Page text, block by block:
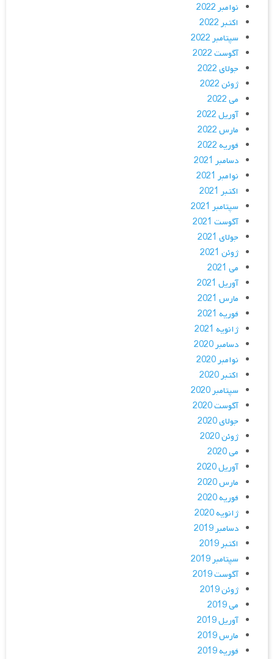
نوامبر 2022
اکتبر 2022
سپتامبر 2022
آگوست 2022
جولای 2022
ژوئن 2022
می 2022
آوریل 2022
مارس 2022
فوریه 2022
دسامبر 2021
نوامبر 2021
اکتبر 2021
سپتامبر 2021
آگوست 2021
جولای 2021
ژوئن 2021
می 2021
آوریل 2021
مارس 2021
فوریه 2021
ژانویه 2021
دسامبر 2020
نوامبر 2020
اکتبر 2020
سپتامبر 2020
آگوست 2020
جولای 2020
ژوئن 2020
می 2020
آوریل 2020
مارس 2020
فوریه 2020
ژانویه 2020
دسامبر 2019
اکتبر 2019
سپتامبر 2019
آگوست 2019
ژوئن 2019
می 2019
آوریل 2019
مارس 2019
فوریه 2019